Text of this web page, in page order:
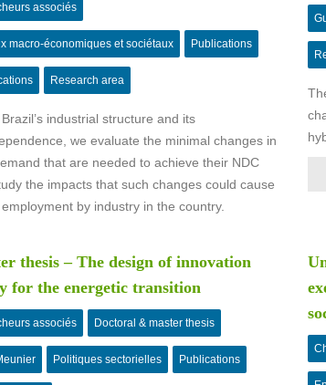
associés
macro-économiques et sociétaux Publications
Research area
industrial structure and its
we evaluate the minimal changes in
that are needed to achieve their NDC
the impacts that such changes could cause
by industry in the country.
thesis – The design of innovation
for the energetic transition
associés Doctoral & master thesis
Politiques sectorielles Publications